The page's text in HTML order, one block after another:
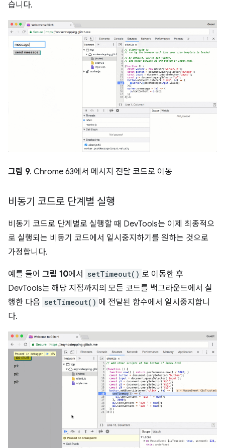
습니다.
그림 9. Chrome 63에서 메시지 전달 코드로 이동
비동기 코드로 단계별 실행
비동기 코드로 단계별로 실행할 때 DevTools는 이제 최종적으
로 실행되는 비동기 코드에서 일시중지하기를 원하는 것으로
가정합니다.
예를 들어 그림 10에서 setTimeout() 로 이동한 후
DevTools는 해당 지점까지의 모든 코드를 백그라운드에서 실
행한 다음 setTimeout() 에 전달된 함수에서 일시중지합니
다.